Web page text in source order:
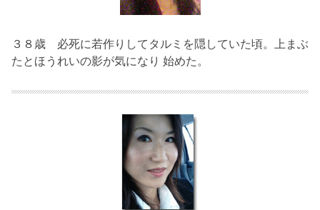
３８歳 必死に若作りしてタルミを隠していた頃。上まぶ
たとほうれいの影が気になり 始めた。